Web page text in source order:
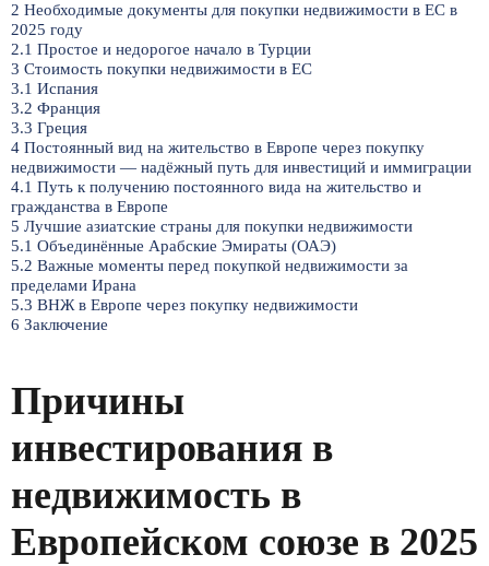
2 Необходимые документы для покупки недвижимости в ЕС в
2025 году
2.1 Простое и недорогое начало в Турции
3 Стоимость покупки недвижимости в ЕС
3.1 Испания
3.2 Франция
3.3 Греция
4 Постоянный вид на жительство в Европе через покупку
недвижимости — надёжный путь для инвестиций и иммиграции
4.1 Путь к получению постоянного вида на жительство и
гражданства в Европе
5 Лучшие азиатские страны для покупки недвижимости
5.1 Объединённые Арабские Эмираты (ОАЭ)
5.2 Важные моменты перед покупкой недвижимости за
пределами Ирана
5.3 ВНЖ в Европе через покупку недвижимости
6 Заключение
Причины
инвестирования в
недвижимость в
Европейском союзе в 2025